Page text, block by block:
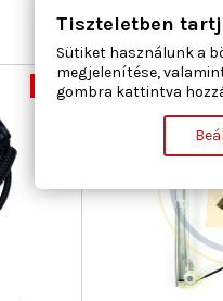
-25%
Új
Tiszteletben
Sütiket használunk a
megjelenítése,
gombra kattintva